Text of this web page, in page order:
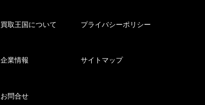
買取王国について プライバシーポリシー
企業情報 サイトマップ
お問合せ